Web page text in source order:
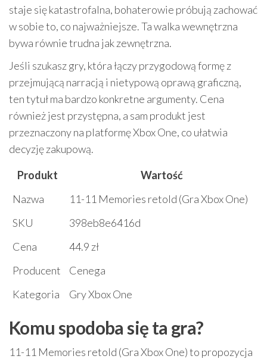
staje się katastrofalna, bohaterowie próbują zachować
w sobie to, co najważniejsze. Ta walka wewnętrzna
bywa równie trudna jak zewnętrzna.
Jeśli szukasz gry, która łączy przygodową formę z
przejmującą narracją i nietypową oprawą graficzną,
ten tytuł ma bardzo konkretne argumenty. Cena
również jest przystępna, a sam produkt jest
przeznaczony na platformę Xbox One, co ułatwia
decyzję zakupową.
Produkt
Wartość
Nazwa
11-11 Memories retold (Gra Xbox One)
SKU
398eb8e6416d
Cena
44.9 zł
Producent
Cenega
Kategoria
Gry Xbox One
Komu spodoba się ta gra?
11-11 Memories retold (Gra Xbox One) to propozycja